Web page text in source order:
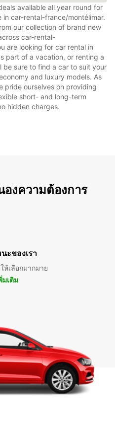
available all year round for
in car-rental-france/montélimar.
our collection of brand new
car-rental-
are looking for car rental in
part of a vacation, or renting a
be sure to find a car to suit your
and luxury models. As
pride ourselves on providing
short- and long-term
hidden charges.
งความต้องการ
ะของเรา
ห้เลือกมากมาย
มเติม